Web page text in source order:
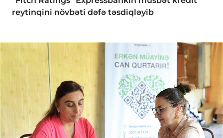
reytinqini növbəti dəfə təsdiqləyib